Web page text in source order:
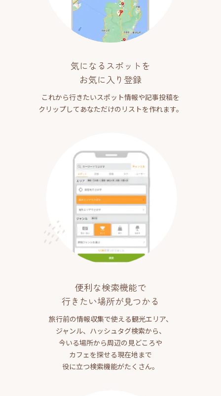
気になるスポットを
お気に入り登録
これから行きたいスポット情報や記事投稿を
クリップしてあなただけのリストを作れます。
便利な検索機能で
行きたい場所が見つかる
旅行前の情報収集で使える観光エリア、
ジャンル、ハッシュタグ検索から、
今いる場所から周辺の見どころや
カフェを探せる現在地まで
役に立つ検索機能がたくさん。